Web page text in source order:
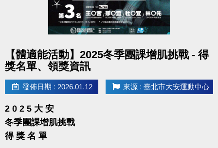
【體適能活動】2025冬季團課增肌挑戰 - 得
獎名單、領獎資訊
發佈日期 : 2026.01.12 來源 : 臺北市大安運動中心
2 0 2 5 大 安
冬季團課增肌挑戰
得 獎 名 單